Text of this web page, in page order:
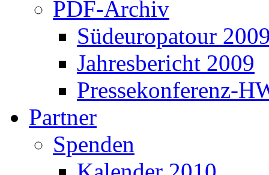
PDF-Archiv
Südeuropatour
Jahresbericht 2009
Pressekonferenz-
Partner
Spenden